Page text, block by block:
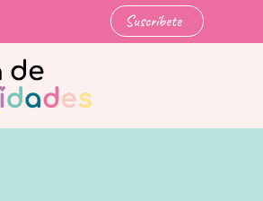
Suscríbete